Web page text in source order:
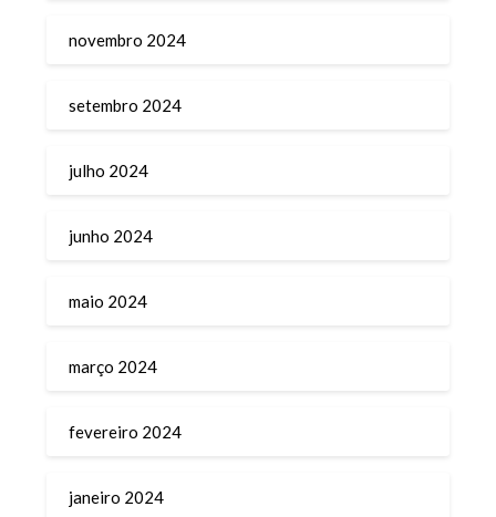
novembro 2024
setembro 2024
julho 2024
junho 2024
maio 2024
março 2024
fevereiro 2024
janeiro 2024